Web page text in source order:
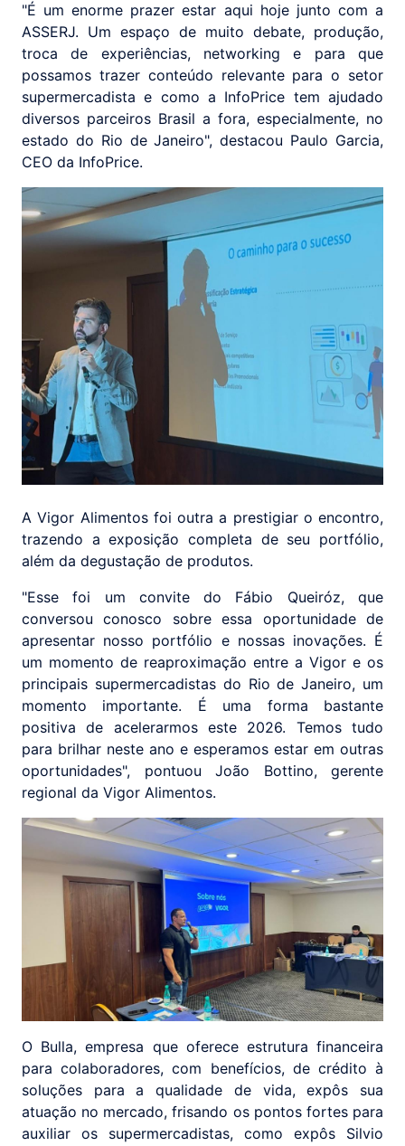
"É um enorme prazer estar aqui hoje junto com a
ASSERJ. Um espaço de muito debate, produção,
troca de experiências, networking e para que
possamos trazer conteúdo relevante para o setor
supermercadista e como a InfoPrice tem ajudado
diversos parceiros Brasil a fora, especialmente, no
estado do Rio de Janeiro", destacou Paulo Garcia,
CEO da InfoPrice.
A Vigor Alimentos foi outra a prestigiar o encontro,
trazendo a exposição completa de seu portfólio,
além da degustação de produtos.
"Esse foi um convite do Fábio Queiróz, que
conversou conosco sobre essa oportunidade de
apresentar nosso portfólio e nossas inovações. É
um momento de reaproximação entre a Vigor e os
principais supermercadistas do Rio de Janeiro, um
momento importante. É uma forma bastante
positiva de acelerarmos este 2026. Temos tudo
para brilhar neste ano e esperamos estar em outras
oportunidades", pontuou João Bottino, gerente
regional da Vigor Alimentos.
O Bulla, empresa que oferece estrutura financeira
para colaboradores, com benefícios, de crédito à
soluções para a qualidade de vida, expôs sua
atuação no mercado, frisando os pontos fortes para
auxiliar os supermercadistas, como expôs Silvio